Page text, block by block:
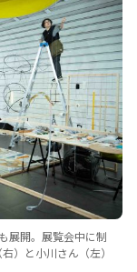
展開。展覧会中に制
）と小川さん（左）